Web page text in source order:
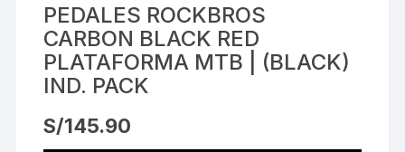
PEDALES ROCKBROS
CARBON BLACK RED
PLATAFORMA MTB | (BLACK)
IND. PACK
S/145.90